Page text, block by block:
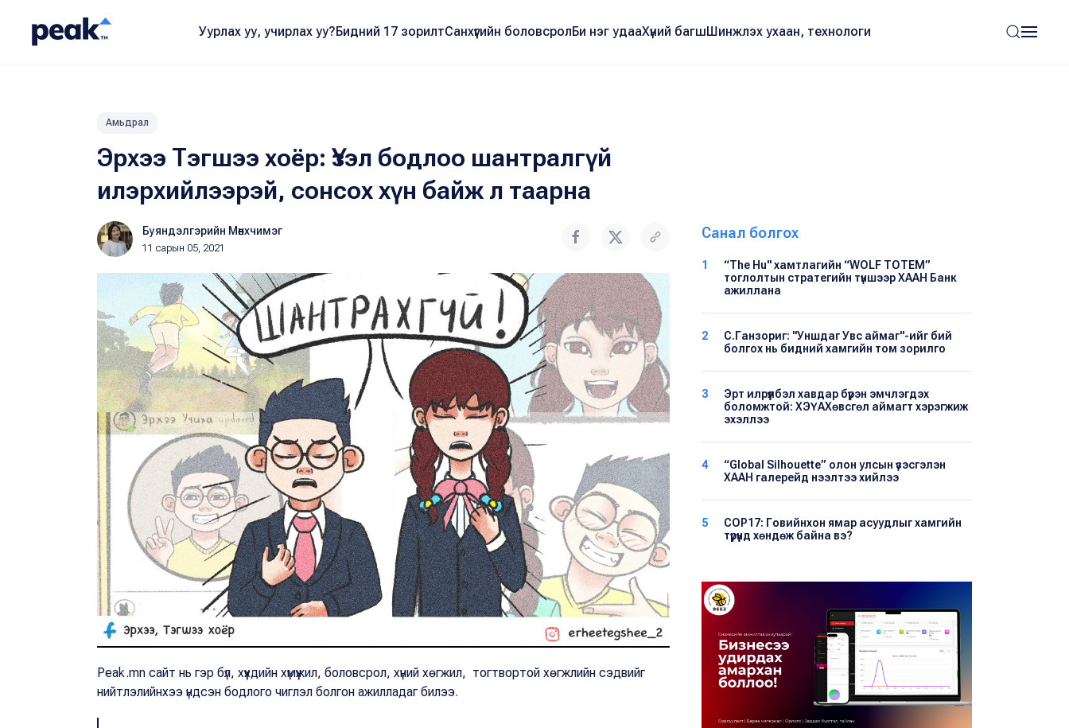
Уурлах уу, учирлах уу?Бидний 17 зорилтСанхүүгийн боловсролБи нэг удааХүний багшШинжлэх ухаан, технологи
Амьдрал
Эрхээ Тэгшээ хоёр: Үзэл бодлоо шантралгүй
илэрхийлээрэй, сонсох хүн байж л таарна
Буяндэлгэрийн Мөнхчимэг
11 сарын 05, 2021
Peak.mn сайт нь гэр бүл, хүүхдийн хүмүүжил, боловсрол, хүний хөгжил, тогтвортой хөгжлийн сэдвийг
нийтлэлийнхээ үндсэн бодлого чиглэл болгон ажилладаг билээ.
Санал болгох
1
“The Hu" хамтлагийн “WOLF TOTEM”
тоглолтын стратегийн түншээр ХААН Банк
ажиллана
2
С.Ганзориг: "Уншдаг Увс аймаг"-ийг бий
болгох нь бидний хамгийн том зорилго
3
Эрт илрүүлбэл хавдар бүрэн эмчлэгдэх
боломжтой: ХЭҮА​Хөвсгөл аймагт хэрэгжиж
эхэллээ
4
“Global Silhouette” олон улсын үзэсгэлэн
ХААН галерейд нээлтээ хийлээ
5
COP17: Говийнхон ямар асуудлыг хамгийн
түрүүнд хөндөж байна вэ?